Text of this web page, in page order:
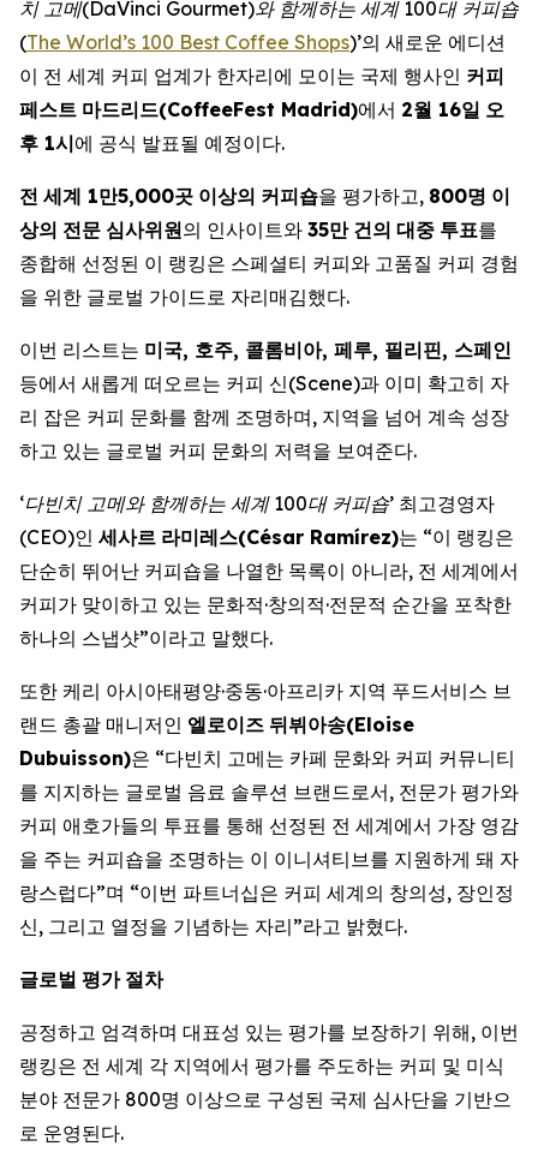
치 고메(DaVinci Gourmet)와 함께하는 세계100대 커피숍
(The World’s 100 Best Coffee Shops)’의 새로운 에디션
이 전 세계 커피 업계가 한자리에 모이는 국제 행사인 커피
페스트 마드리드(CoffeeFest Madrid)에서 2월 16일 오
후 1시에 공식 발표될 예정이다.
전 세계 1만5,000곳 이상의 커피숍을 평가하고, 800명 이
상의 전문 심사위원의 인사이트와 35만 건의 대중 투표를
종합해 선정된 이 랭킹은 스페셜티 커피와 고품질 커피 경험
을 위한 글로벌 가이드로 자리매김했다.
이번 리스트는 미국, 호주, 콜롬비아, 페루, 필리핀, 스페인
등에서 새롭게 떠오르는 커피 신(Scene)과 이미 확고히 자
리 잡은 커피 문화를 함께 조명하며, 지역을 넘어 계속 성장
하고 있는 글로벌 커피 문화의 저력을 보여준다.
‘다빈치 고메와 함께하는 세계100대 커피숍’ 최고경영자
(CEO)인 세사르 라미레스(César Ramírez)는 “이 랭킹은
단순히 뛰어난 커피숍을 나열한 목록이 아니라, 전 세계에서
커피가 맞이하고 있는 문화적·창의적·전문적 순간을 포착한
하나의 스냅샷”이라고 말했다.
또한 케리 아시아태평양·중동·아프리카 지역 푸드서비스 브
랜드 총괄 매니저인 엘로이즈 뒤뷔아송(Eloise
Dubuisson)은 “다빈치 고메는 카페 문화와 커피 커뮤니티
를 지지하는 글로벌 음료 솔루션 브랜드로서, 전문가 평가와
커피 애호가들의 투표를 통해 선정된 전 세계에서 가장 영감
을 주는 커피숍을 조명하는 이 이니셔티브를 지원하게 돼 자
랑스럽다”며 “이번 파트너십은 커피 세계의 창의성, 장인정
신, 그리고 열정을 기념하는 자리”라고 밝혔다.
글로벌 평가 절차
공정하고 엄격하며 대표성 있는 평가를 보장하기 위해, 이번
랭킹은 전 세계 각 지역에서 평가를 주도하는 커피 및 미식
분야 전문가 800명 이상으로 구성된 국제 심사단을 기반으
로 운영된다.